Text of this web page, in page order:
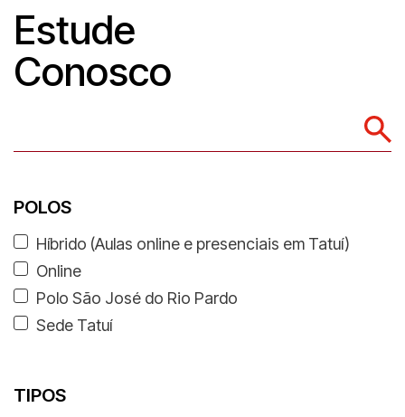
Estude
Conosco
POLOS
Híbrido (Aulas online e presenciais em Tatuí)
Online
Polo São José do Rio Pardo
Sede Tatuí
TIPOS